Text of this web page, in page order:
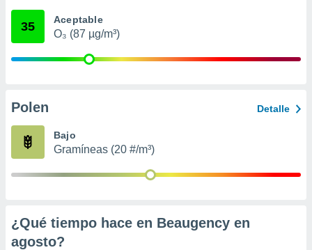
mediante
publicidad
de
35 Aceptable
O₃ (87 µg/m³)
Polen Detalle
Bajo
Gramíneas (20 #/m³)
¿Qué tiempo hace en Beaugency en
agosto?